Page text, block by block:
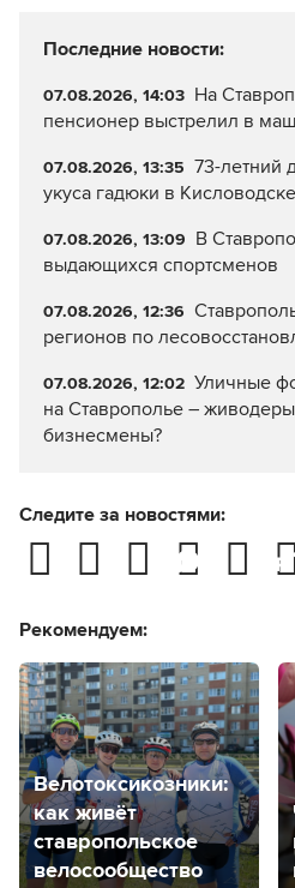
Последние новости:
07.08.2026, 14:03 На
пенсионер выстрелил в
07.08.2026, 13:35 73-летний
укуса гадюки в Кисловодске
07.08.2026, 13:09 В
выдающихся спортсменов
07.08.2026, 12:36
регионов по
07.08.2026, 12:02 Уличные
на Ставрополье –
бизнесмены?
Следите за новостями:
Рекомендуем:
Велотоксикозники:
как живёт
ставропольское
велосообщество